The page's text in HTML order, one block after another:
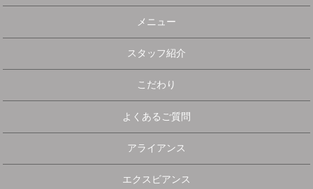
メニュー
スタッフ紹介
こだわり
よくあるご質問
アライアンス
エクスビアンス